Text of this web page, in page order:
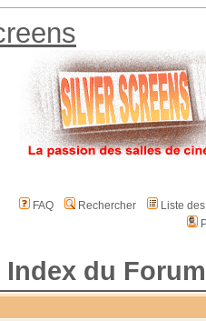
FAQ Rechercher
Liste
du Forum